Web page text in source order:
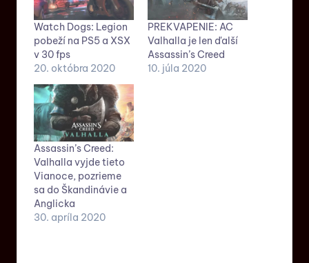
Watch Dogs: Legion
pobeží na PS5 a XSX
v 30 fps
20. októbra 2020
PREKVAPENIE: AC
Valhalla je len ďalší
Assassin’s Creed
10. júla 2020
Assassin’s Creed:
Valhalla vyjde tieto
Vianoce, pozrieme
sa do Škandinávie a
Anglicka
30. apríla 2020